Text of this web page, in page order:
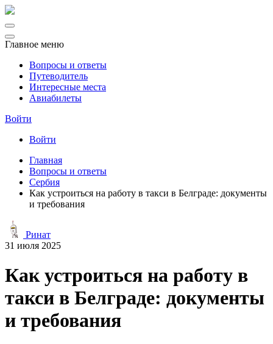
Главное меню
Вопросы и ответы
Путеводитель
Интересные места
Авиабилеты
Войти
Войти
Главная
Вопросы и ответы
Сербия
Как устроиться на работу в такси в Белграде: документы
и требования
Ринат
31 июля 2025
Как устроиться на работу в
такси в Белграде: документы
и требования